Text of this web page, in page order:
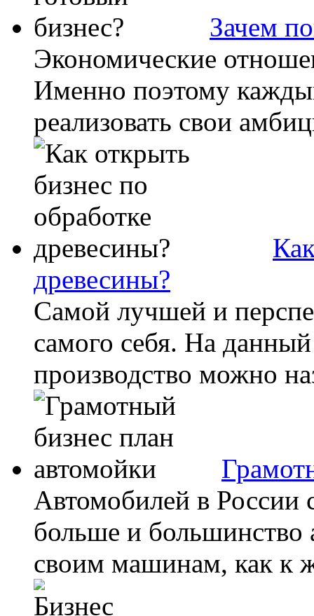
Зачем
Экономические
Именно поэтому
реализовать свои
древесины?
Самой лучшей и
самого себя. На
производство можно
Автомобилей в России
больше и большинство
своим машинам, как к